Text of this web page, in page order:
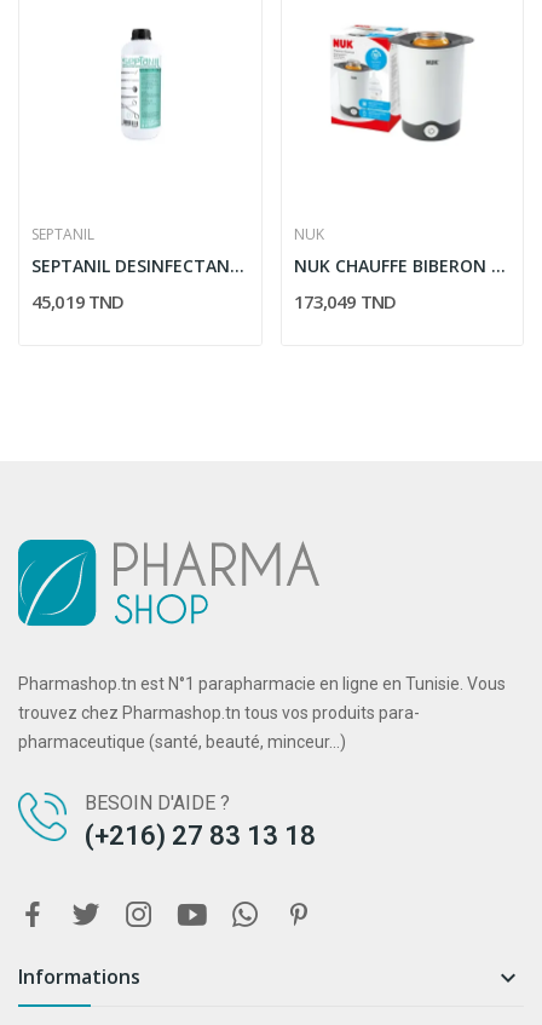
SEPTANIL
SEPTANIL DESINFECTANT INSTRUMENT MEDICAL 0.5%...
45,019 TND
NUK
NUK CHAUFFE BIBERON ÉLECTRIQUE
173,049 TND
Pharmashop.tn est N°1 parapharmacie en ligne en Tunisie. Vous
trouvez chez Pharmashop.tn tous vos produits para-
pharmaceutique (santé, beauté, minceur...)
BESOIN D'AIDE ?
(+216) 27 83 13 18
Informations 